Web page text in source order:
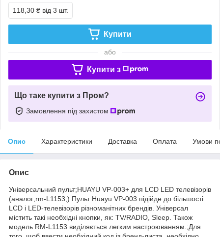
118,30 ₴ від 3 шт.
Купити
або
Купити з
Що таке купити з Пром?
Замовлення під захистом
Опис Характеристики Доставка Оплата Умови
Опис
Універсальний пульт;HUAYU VP-003+ для LCD LED телевізорів
(аналог;rm-L1153;) Пульт Huayu VP-003 підійде до більшості
LCD і LED-телевізорів різноманітних брендів. Універсал
містить такі необхідні кнопки, як: TV/RADIO, Sleep. Також
модель RM-L1153 виділяється легким настроюванням.;Для